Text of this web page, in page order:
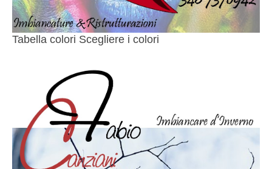
Tabella colori Scegliere i colori